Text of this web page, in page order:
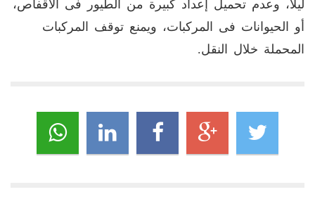
ليلًا، وعدم تحميل إعداد كبيرة من الطيور فى الأقفاص،
أو الحيوانات فى المركبات، ويمنع توقف المركبات
المحملة خلال النقل.